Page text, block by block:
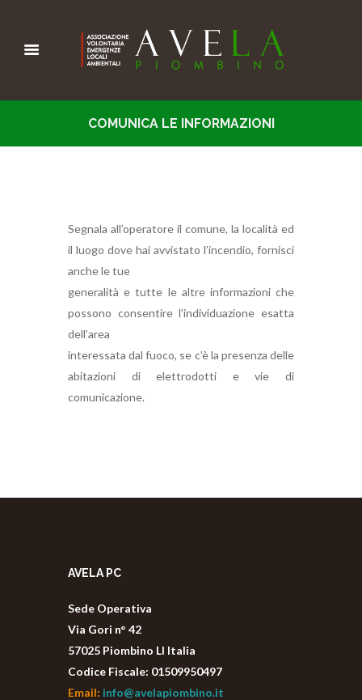
COMUNICA LE INFORMAZIONI
Segnala all’operatore il comune, la località ed
il luogo dove hai avvistato l’incendio, fornisci
anche le tue
generalità e tutte le altre informazioni che
possono consentire l’individuazione esatta
dell’area
interessata dal fuoco, se c’è la presenza delle
abitazioni di elettrodotti e vie di
comunicazione.
AVELA PC
Sede Operativa
Via Gori n° 42
57025 Piombino LI Italia
Codice Fiscale: 01509950497
Email: info@avelapiombino.it